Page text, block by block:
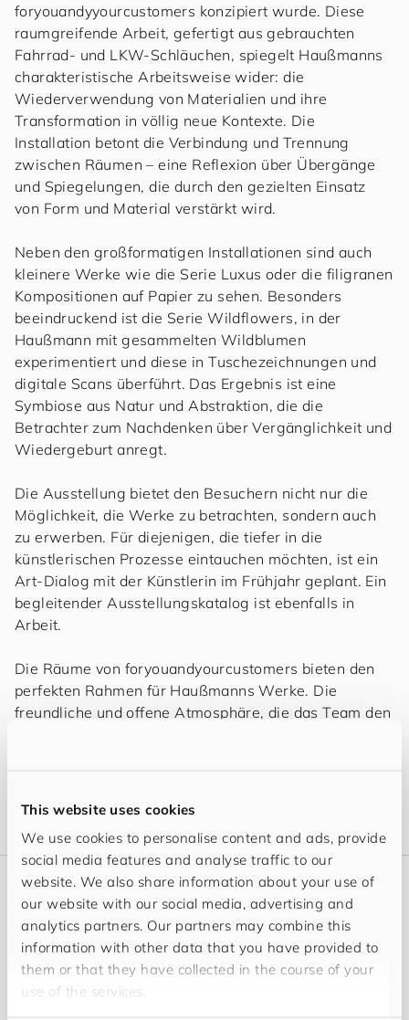
This website uses cookies
We use cookies to personalise content and ads, provide
social media features and analyse traffic to our
website. We also share information about your use of
our website with our social media, advertising and
analytics partners. Our partners may combine this
information with other data that you have provided to
them or that they have collected in the course of your
use of the services.
foryouandyyourcustomers konzipiert wurde. Diese
raumgreifende Arbeit, gefertigt aus gebrauchten
Fahrrad- und LKW-Schläuchen, spiegelt Haußmanns
charakteristische Arbeitsweise wider: die
Wiederverwendung von Materialien und ihre
Transformation in völlig neue Kontexte. Die
Installation betont die Verbindung und Trennung
zwischen Räumen – eine Reflexion über Übergänge
und Spiegelungen, die durch den gezielten Einsatz
von Form und Material verstärkt wird.
Neben den großformatigen Installationen sind auch
kleinere Werke wie die Serie Luxus oder die filigranen
Kompositionen auf Papier zu sehen. Besonders
beeindruckend ist die Serie Wildflowers, in der
Haußmann mit gesammelten Wildblumen
experimentiert und diese in Tuschezeichnungen und
digitale Scans überführt. Das Ergebnis ist eine
Symbiose aus Natur und Abstraktion, die die
Betrachter zum Nachdenken über Vergänglichkeit und
Wiedergeburt anregt.
Die Ausstellung bietet den Besuchern nicht nur die
Möglichkeit, die Werke zu betrachten, sondern auch
zu erwerben. Für diejenigen, die tiefer in die
künstlerischen Prozesse eintauchen möchten, ist ein
Art-Dialog mit der Künstlerin im Frühjahr geplant. Ein
begleitender Ausstellungskatalog ist ebenfalls in
Arbeit.
Die Räume von foryouandyourcustomers bieten den
perfekten Rahmen für Haußmanns Werke. Die
freundliche und offene Atmosphäre, die das Team den
inspirierende Ausstellung ermöglicht haben.
Weitere Kunstbeiträge